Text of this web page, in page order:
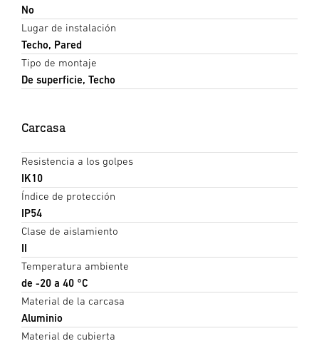
No
Lugar de instalación
Techo, Pared
Tipo de montaje
De superficie, Techo
Carcasa
Resistencia a los golpes
IK10
Índice de protección
IP54
Clase de aislamiento
II
Temperatura ambiente
de -20 a 40 °C
Material de la carcasa
Aluminio
Material de cubierta